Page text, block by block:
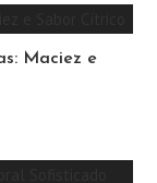
Maciez e